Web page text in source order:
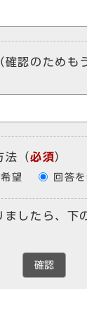
確認のためも
法 （必須）
望 回答
ましたら、下
確認